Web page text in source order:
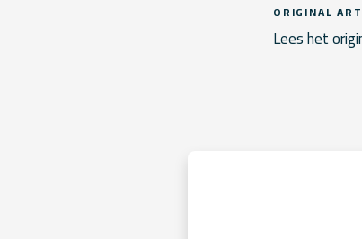
ORIGINAL
Lees het